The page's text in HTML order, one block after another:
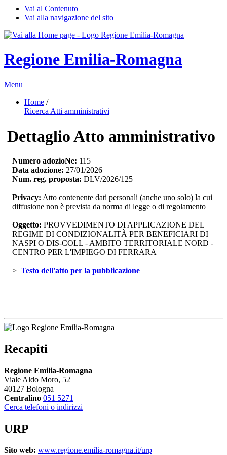
Vai al Contenuto
Vai alla navigazione del sito
Regione Emilia-Romagna
Menu
Home /
Ricerca Atti amministrativi
Dettaglio Atto amministrativo
Numero adozioNe: 115
Data adozione: 27/01/2026
Num. reg. proposta: DLV/2026/125
Privacy: Atto contenente dati personali (anche uno solo) la cui
diffusione non è prevista da norma di legge o di regolamento
Oggetto: PROVVEDIMENTO DI APPLICAZIONE DEL
REGIME DI CONDIZIONALITÀ PER BENEFICIARI DI
NASPI O DIS-COLL - AMBITO TERRITORIALE NORD -
CENTRO PER L'IMPIEGO DI FERRARA
> Testo dell'atto per la pubblicazione
Recapiti
Regione Emilia-Romagna
Viale Aldo Moro, 52
40127 Bologna
Centralino 051 5271
Cerca telefoni o indirizzi
URP
Sito web: www.regione.emilia-romagna.it/urp